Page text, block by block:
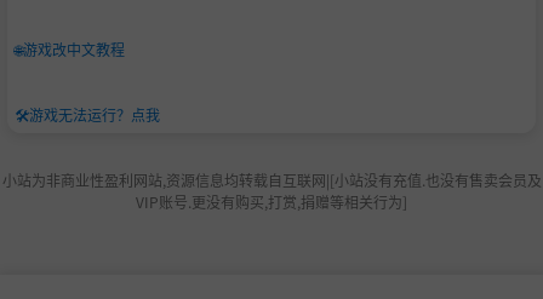
🌐游戏改中文教程
🛠️游戏无法运行？点我
小站为非商业性盈利网站,资源信息均转载自互联网|[小站没有充值.也没有售卖会员及
VIP账号.更没有购买,打赏,捐赠等相关行为]